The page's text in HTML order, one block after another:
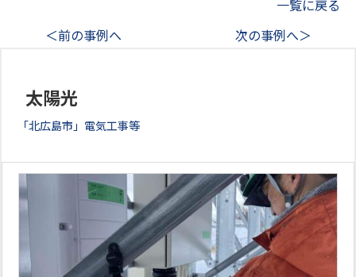
一覧に戻る
＜前の事例へ
次の事例へ＞
太陽光
「北広島市」電気工事等